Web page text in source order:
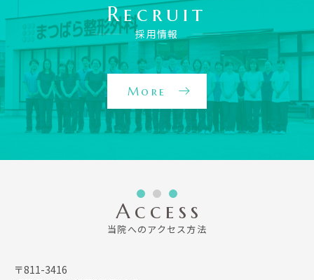
内
を
見
る
Recruit
採用情報
More
採
用
情
る
Access
当院へのアクセス方法
〒811-3416